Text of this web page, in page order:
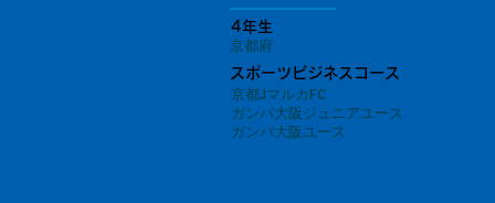
4年生
スポーツビジネスコース
京都府
京都JマルカFC
ガンバ大阪ジュニアユース
ガンバ大阪ユース